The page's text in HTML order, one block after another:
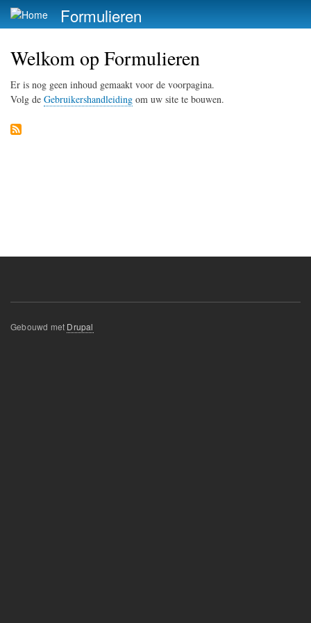
de
inhoud
gaan
Formulieren
Welkom op Formulieren
Er is nog geen inhoud gemaakt voor de voorpagina.
Volg de Gebruikershandleiding om uw site te bouwen.
Gebouwd met Drupal